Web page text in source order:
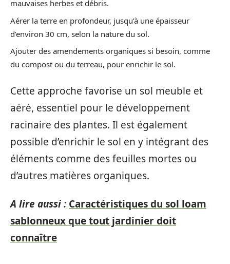
mauvaises herbes et débris.
Aérer la terre en profondeur, jusqu’à une épaisseur
d’environ 30 cm, selon la nature du sol.
Ajouter des amendements organiques si besoin, comme
du compost ou du terreau, pour enrichir le sol.
Cette approche favorise un sol meuble et
aéré, essentiel pour le développement
racinaire des plantes. Il est également
possible d’enrichir le sol en y intégrant des
éléments comme des feuilles mortes ou
d’autres matières organiques.
A lire aussi : Caractéristiques du sol loam
sablonneux que tout jardinier doit
connaître